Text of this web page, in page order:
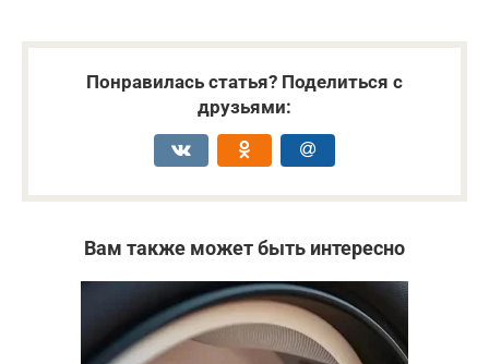
Понравилась статья? Поделиться с
друзьями:
Вам также может быть интересно